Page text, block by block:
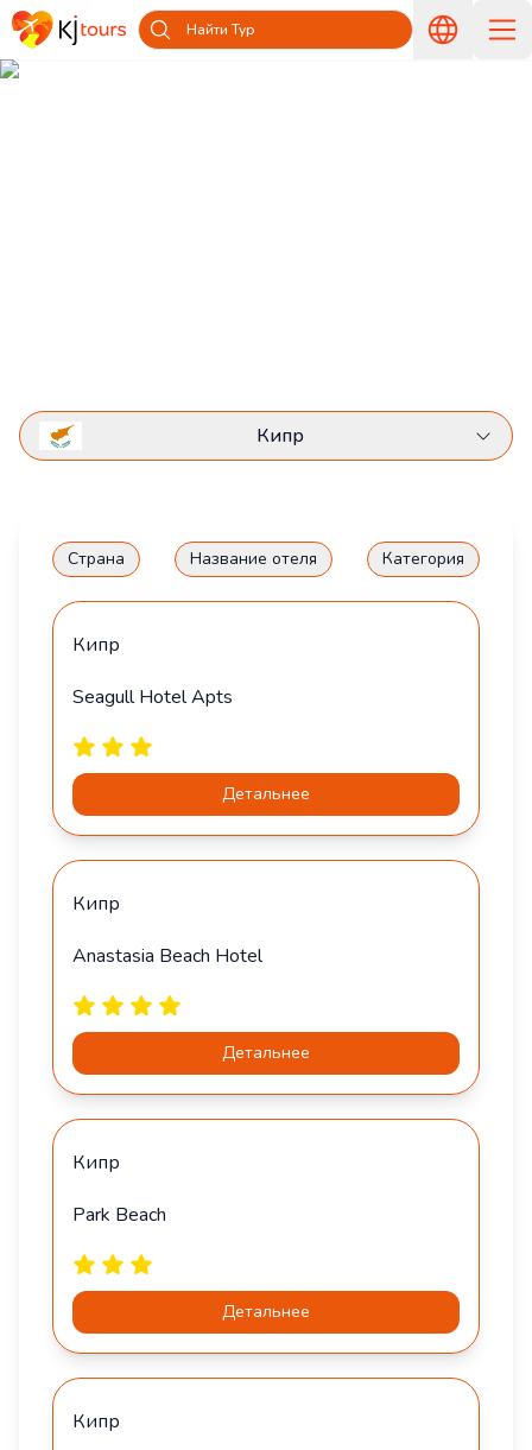
Найти Тур
Кипр
Страна Название отеля Категория
Кипр
Seagull Hotel Apts
Детальнее
Кипр
Anastasia Beach Hotel
Детальнее
Кипр
Park Beach
Детальнее
Кипр